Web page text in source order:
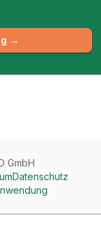
→
GmbH
Datenschutz